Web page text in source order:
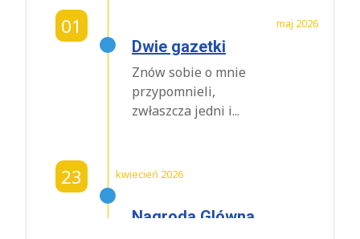
01 maj 2026
Dwie gazetki
Znów sobie o mnie
przypomnieli,
zwłaszcza jedni i...
23 kwiecień 2026
Nagroda Glówna